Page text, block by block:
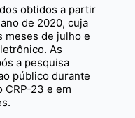
obtidos a partir
de 2020, cuja
meses de julho e
As
a pesquisa
público durante
CRP-23 e em